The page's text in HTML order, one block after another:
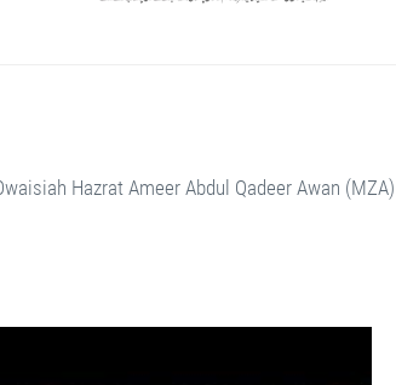
Hazrat Ameer Abdul Qadeer Awan (MZA)